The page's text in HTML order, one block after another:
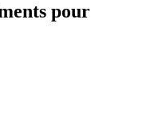
pour